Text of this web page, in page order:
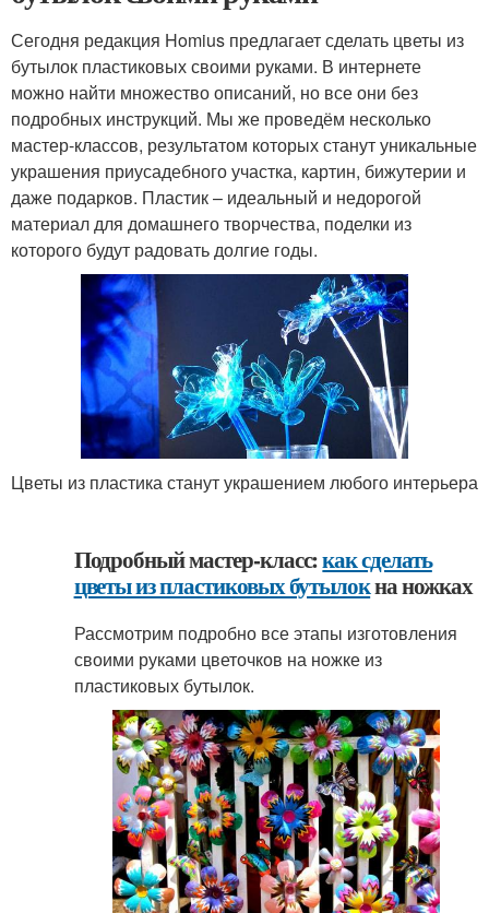
Сегодня редакция Homius предлагает сделать цветы из
бутылок пластиковых своими руками. В интернете
можно найти множество описаний, но все они без
подробных инструкций. Мы же проведём несколько
мастер-классов, результатом которых станут уникальные
украшения приусадебного участка, картин, бижутерии и
даже подарков. Пластик – идеальный и недорогой
материал для домашнего творчества, поделки из
которого будут радовать долгие годы.
Цветы из пластика станут украшением любого интерьера
Подробный мастер-класс:как сделать
цветы из пластиковых бутылокна ножках
Рассмотрим подробно все этапы изготовления
своими руками цветочков на ножке из
пластиковых бутылок.